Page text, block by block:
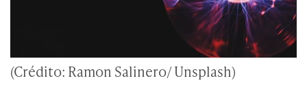
(Crédito: Ramon Salinero/ Unsplash)